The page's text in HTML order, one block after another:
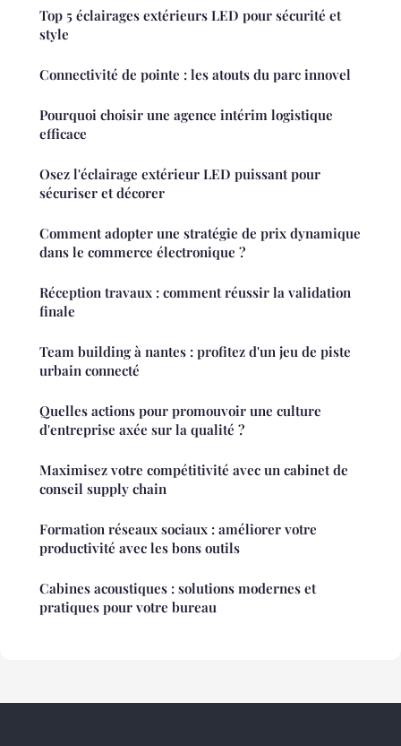
Top 5 éclairages extérieurs LED pour sécurité et
style
Connectivité de pointe : les atouts du parc innovel
Pourquoi choisir une agence intérim logistique
efficace
Osez l'éclairage extérieur LED puissant pour
sécuriser et décorer
Comment adopter une stratégie de prix dynamique
dans le commerce électronique ?
Réception travaux : comment réussir la validation
finale
Team building à nantes : profitez d'un jeu de piste
urbain connecté
Quelles actions pour promouvoir une culture
d'entreprise axée sur la qualité ?
Maximisez votre compétitivité avec un cabinet de
conseil supply chain
Formation réseaux sociaux : améliorer votre
productivité avec les bons outils
Cabines acoustiques : solutions modernes et
pratiques pour votre bureau